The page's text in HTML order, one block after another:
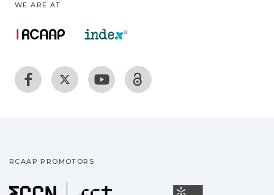
WE ARE AT:
RCAAP PROMOTORS
Fundação para a